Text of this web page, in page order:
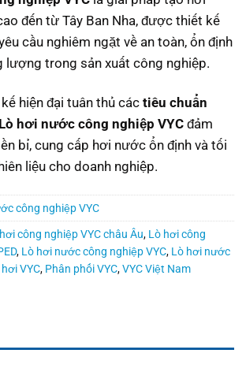
đến từ Tây Ban Nha, được thiết kế
cầu nghiêm ngặt về an toàn, ổn định
lượng trong sản xuất công nghiệp.
hiện đại tuân thủ các tiêu chuẩn
Lò hơi nước công nghiệp VYC đảm
bỉ, cung cấp hơi nước ổn định và tối
liệu cho doanh nghiệp.
công nghiệp VYC
công nghiệp VYC châu Âu, Lò hơi công
, Lò hơi nước công nghiệp VYC, Lò hơi nước
VYC, Phân phối VYC,VYC Việt Nam